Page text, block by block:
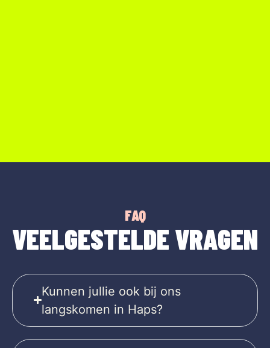
FAQ
VEELGESTELDE VRAGEN
Kunnen jullie ook bij ons
langskomen in Haps?